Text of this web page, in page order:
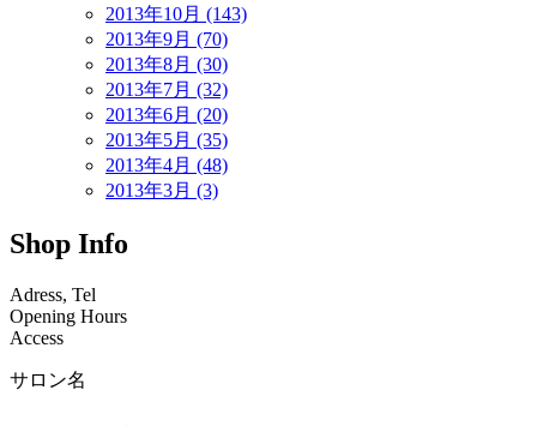
2013年10月 (143)
2013年9月 (70)
2013年8月 (30)
2013年7月 (32)
2013年6月 (20)
2013年5月 (35)
2013年4月 (48)
2013年3月 (3)
Shop Info
Adress, Tel
Opening Hours
Access
サロン名